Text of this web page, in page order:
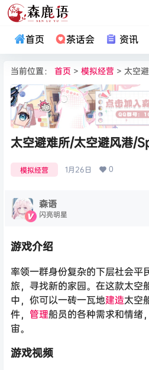
首页 茶话会 资讯
当前位置： 首页 > 模拟经营 > 太空避
太空避难所/太空避风港/
模拟经营 1月26日 0
森语
闪亮明星
游戏介绍
率领一群身份复杂的下层社会平
旅，寻找新的家园。在这款太空
中，你可以一砖一瓦地建造太空
件， 管理船员的各种需求和情绪
宙。
游戏视频